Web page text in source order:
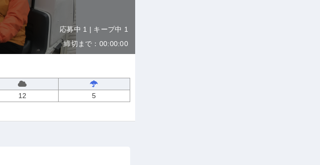
応募中 1 | キープ中 1
締切まで：00:00:00
12 5